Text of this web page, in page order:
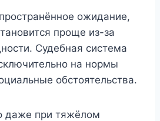
ожидание,
проще из-за
Судебная система
на нормы
обстоятельства.
даже при тяжёлом